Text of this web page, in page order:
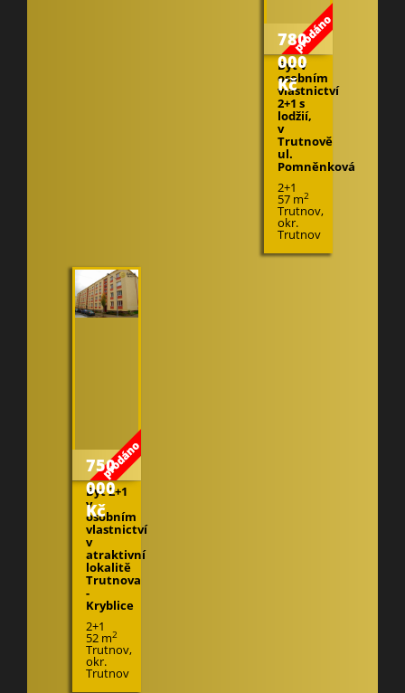
780
000
Kč
Byt v
osobním
vlastnictví
2+1 s
lodžií,
v
Trutnově
ul.
Pomněnková
2+1
57 m2
Trutnov,
okr.
Trutnov
750
000
Kč
Byt 2+1
v
osobním
vlastnictví
v
atraktivní
lokalitě
Trutnova
-
Kryblice
2+1
52 m2
Trutnov,
okr.
Trutnov